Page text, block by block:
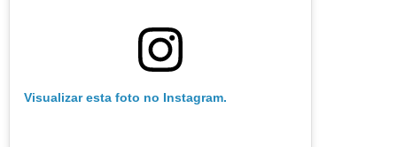
Visualizar esta foto no Instagram.